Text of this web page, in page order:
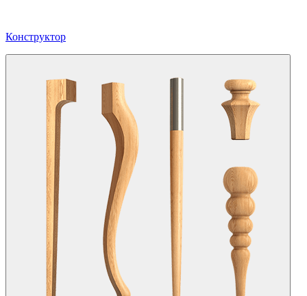
Конструктор